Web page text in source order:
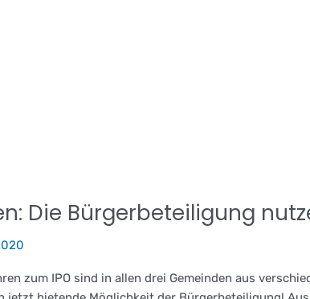
Die Bürgerbeteiligung
zum IPO sind in allen drei Gemeinden aus